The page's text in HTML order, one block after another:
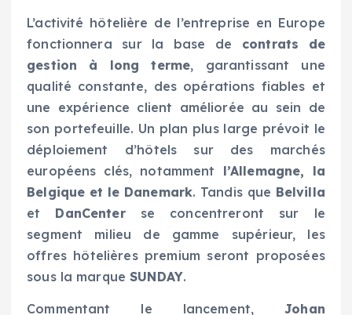
L’activité hôtelière de l’entreprise en Europe
fonctionnera sur la base de contrats de
gestion à long terme, garantissant une
qualité constante, des opérations fiables et
une expérience client améliorée au sein de
son portefeuille. Un plan plus large prévoit le
déploiement d’hôtels sur des marchés
européens clés, notamment l’Allemagne, la
Belgique et le Danemark. Tandis que Belvilla
et DanCenterse concentreront sur le
segment milieu de gamme supérieur, les
offres hôtelières premium seront proposées
sous la marqueSUNDAY.
Commentant le lancement,Johan